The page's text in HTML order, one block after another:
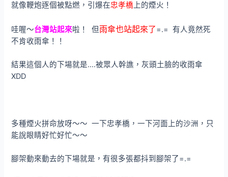
就像鞭炮逐個被點燃，引爆在忠孝橋 上的煙火！
哇喔～台灣站起來啦！ 但雨傘也站起來了=.= 有人竟然死
不肯收雨傘！！
結果這個人的下場就是….被眾人幹譙，灰頭土臉的收雨傘
XDD
多種煙火拼命放呀～～ 一下忠孝橋，一下河面上的沙洲，只
能說眼睛好忙好忙～～
腳架動來動去的下場就是，有很多張都抖到腳架了=.=